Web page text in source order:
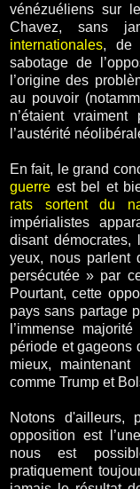
vénézuéliens sur
Chavez, sans
internationales, de
sabotage de
l’origine des
au pouvoir
n’étaient
l’austérité
En fait, le grand
guerre est bel et
rats sortent du
impérialistes
disant
yeux, nous parlent
persécutée » par
Pourtant, cette
pays sans partage
l’immense
période et gageons
mieux,
comme Trump et
Notons d'ailleurs,
opposition est
nous est
pratiquement